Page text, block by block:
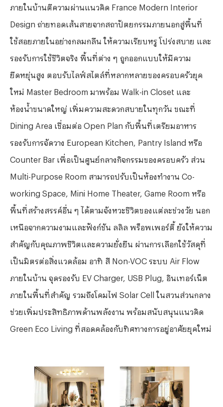
ภายในบ้านตีความผ่านแนวคิด France Modern Interior
Design ถ่ายทอดเส้นสายจากสถาปัตยกรรมภายนอกสู่พื้นที่
ใช้สอยภายในอย่างกลมกลืน ให้ความเรียบหรู โปร่งสบาย และ
รองรับการใช้ชีวิตจริง พื้นที่ต่าง ๆ ถูกออกแบบให้มีความ
ยืดหยุ่นสูง ตอบรับไลฟ์สไตล์ที่หลากหลายของครอบครัวยุค
ใหม่ Master Bedroom มาพร้อม Walk-in Closet และ
ห้องน้ำขนาดใหญ่ เพิ่มความสะดวกสบายในทุกวัน ขณะที่
Dining Area เชื่อมต่อ Open Plan กับพื้นที่เตรียมอาหาร
รองรับการจัดวาง European Kitchen, Pantry Island หรือ
Counter Bar เพื่อเป็นศูนย์กลางกิจกรรมของครอบครัว ส่วน
Multi-Purpose Room สามารถปรับเป็นห้องทำงาน Co-
working Space, Mini Home Theater, Game Room หรือ
พื้นที่สร้างสรรค์อื่น ๆ ได้ตามจังหวะชีวิตของแต่ละช่วงวัย นอก
เหนือจากความงามและฟังก์ชัน ลลิล พร็อพเพอร์ตี้ ยังให้ความ
สำคัญกับคุณภาพชีวิตและความยั่งยืน ผ่านการเลือกใช้วัสดุที่
เป็นมิตรต่อสิ่งแวดล้อม อาทิ สี Non-VOC ระบบ Air Flow
ภายในบ้าน จุดรองรับ EV Charger, USB Plug, อินเทอร์เน็ต
ภายในพื้นที่สำคัญ รวมถึงโคมไฟ Solar Cellในสวนส่วนกลาง
ช่วยเพิ่มประสิทธิภาพด้านพลังงาน พร้อมสนับสนุนแนวคิด
Green Eco Living ที่สอดคล้องกับทิศทางการอยู่อาศัยยุคใหม่